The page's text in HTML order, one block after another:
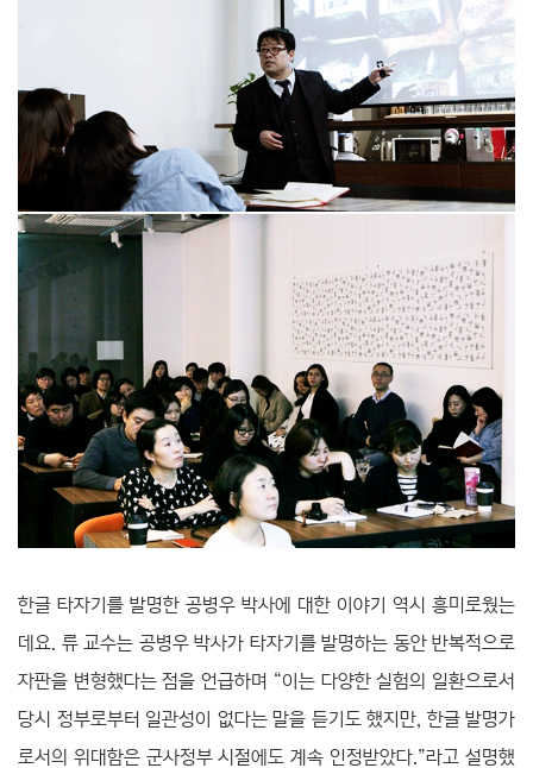
한글 타자기를 발명한 공병우 박사에 대한 이야기 역시 흥미로웠는
데요. 류 교수는 공병우 박사가 타자기를 발명하는 동안 반복적으로
자판을 변형했다는 점을 언급하며 “이는 다양한 실험의 일환으로서
당시 정부로부터 일관성이 없다는 말을 듣기도 했지만, 한글 발명가
로서의 위대함은 군사정부 시절에도 계속 인정받았다.”라고 설명했